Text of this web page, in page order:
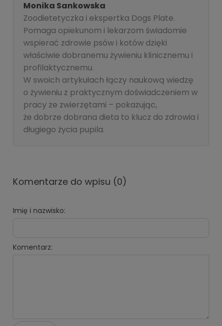
Monika Sankowska
Zoodietetyczka i ekspertka Dogs Plate.
Pomaga opiekunom i lekarzom świadomie
wspierać zdrowie psów i kotów dzięki
właściwie dobranemu żywieniu klinicznemu i
profilaktycznemu.
W swoich artykułach łączy naukową wiedzę
o żywieniu z praktycznym doświadczeniem w
pracy ze zwierzętami – pokazując,
że dobrze dobrana dieta to klucz do zdrowia i
długiego życia pupila.
Komentarze do wpisu (0)
Imię i nazwisko:
Komentarz: